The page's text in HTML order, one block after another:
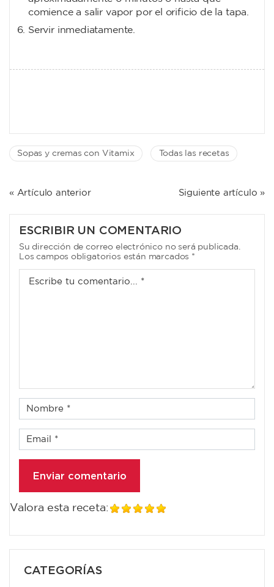
comience a salir vapor por el orificio de la tapa.
Servir inmediatamente.
Sopas y cremas con Vitamix Todas las recetas
NAVEGACIÓN
ENTRADAS
« Artículo anterior Siguiente artículo »
ESCRIBIR UN COMENTARIO
Su dirección de correo electrónico no será publicada.
Los campos obligatorios están marcados *
Valora esta receta:
CATEGORÍAS